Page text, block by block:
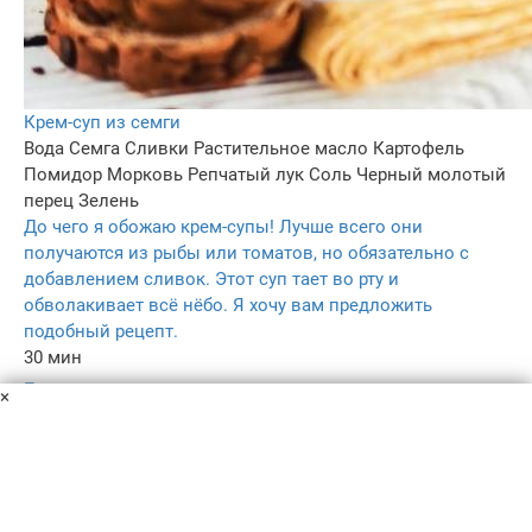
Крем-суп из семги
Вода Семга Сливки Растительное масло Картофель
Помидор Морковь Репчатый лук Соль Черный молотый
перец Зелень
До чего я обожаю крем-супы! Лучше всего они
получаются из рыбы или томатов, но обязательно с
добавлением сливок. Этот суп тает во рту и
обволакивает всё нёбо. Я хочу вам предложить
подобный рецепт.
30 мин
–
×